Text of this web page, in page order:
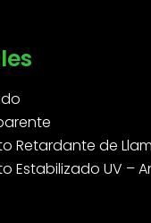
Retardante de
Estabilizado UV –